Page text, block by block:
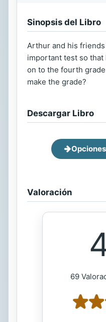
Sinopsis del Libro
Arthur and his
important test so
on to the fourth
make the grade?
Descargar Libro
Valoración
69